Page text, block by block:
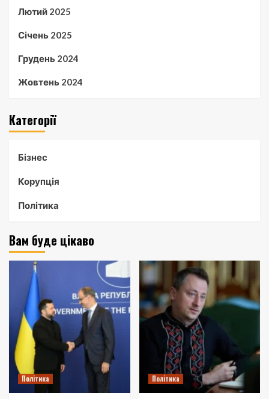
Лютий 2025
Січень 2025
Грудень 2024
Жовтень 2024
Категорії
Бізнес
Корупція
Політика
Вам буде цікаво
Політика Політика